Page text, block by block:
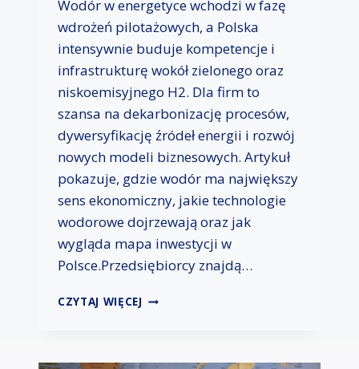
W
P
L
S
K
I
C
H
F
I
M
A
C
H
T
O
Wodór w energetyce wchodzi w fazę
wdrożeń pilotażowych, a Polska
intensywnie buduje kompetencje i
infrastrukturę wokół zielonego oraz
niskoemisyjnego H2. Dla firm to
szansa na dekarbonizację procesów,
dywersyfikację źródeł energii i rozwój
nowych modeli biznesowych. Artykuł
pokazuje, gdzie wodór ma największy
sens ekonomiczny, jakie technologie
wodorowe dojrzewają oraz jak
wygląda mapa inwestycji w
Polsce.Przedsiębiorcy znajdą…
CZYTAJ WIĘCEJ W
R